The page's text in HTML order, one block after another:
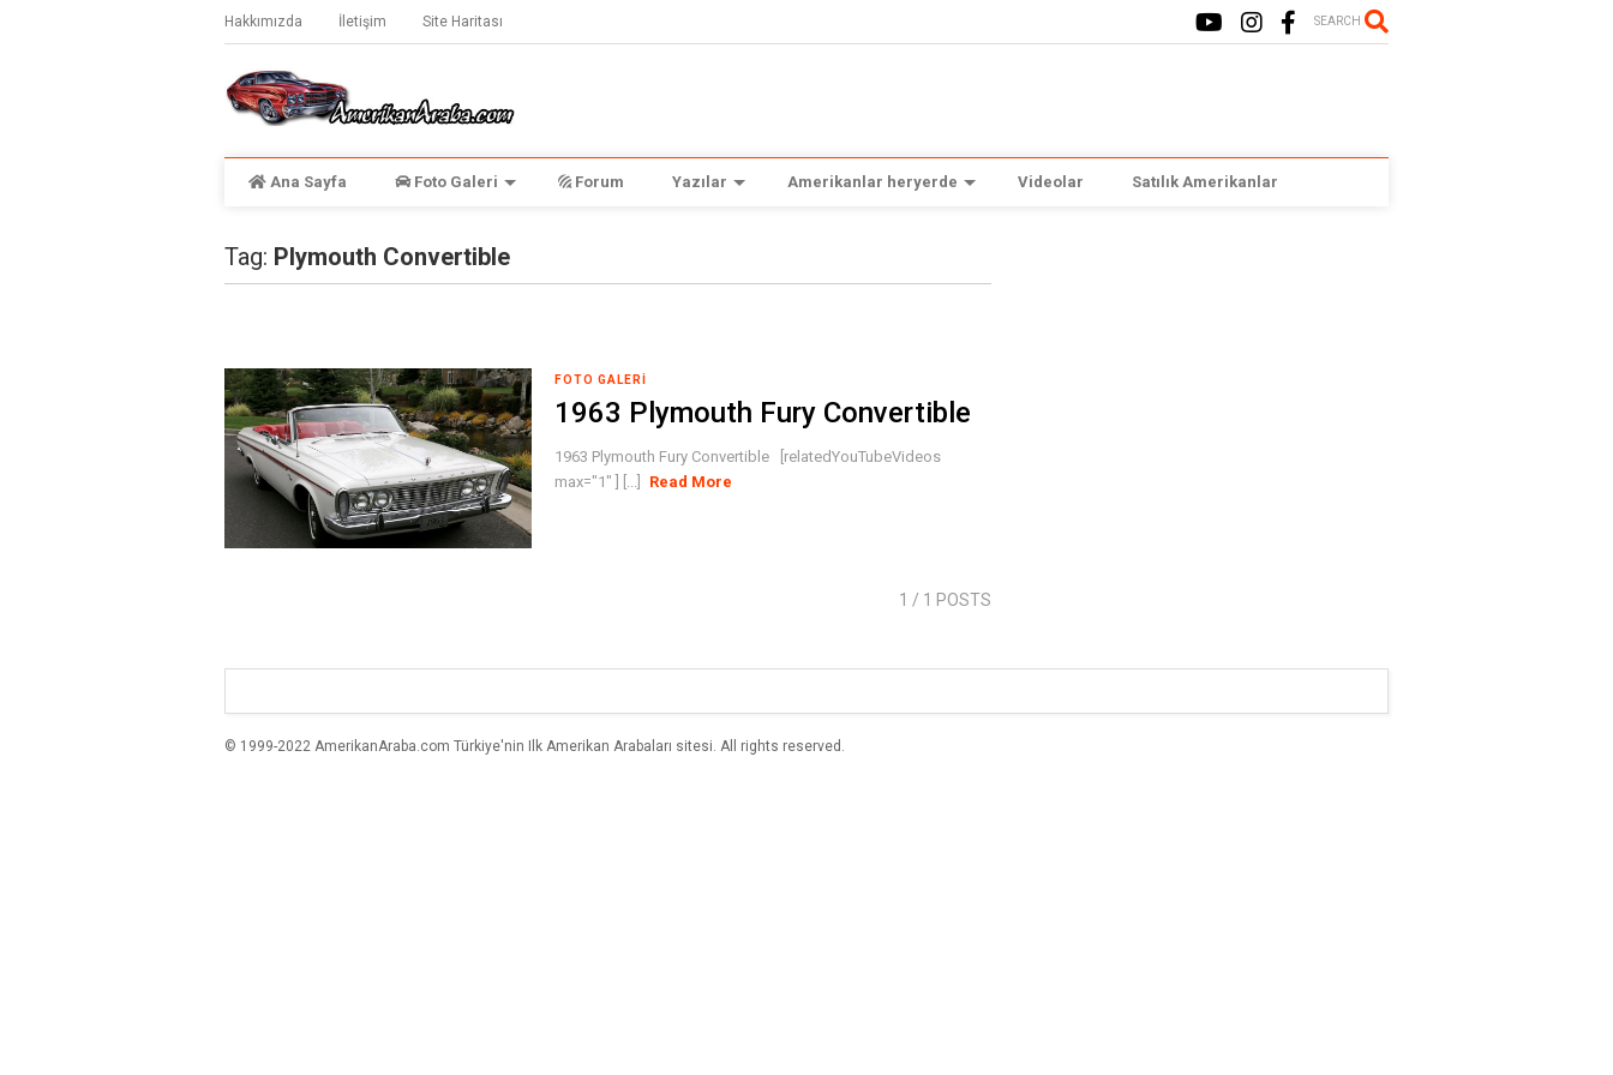
Hakkımızda İletişim Site Haritası SEARCH
Ana Sayfa Foto Galeri Forum Yazılar Amerikanlar heryerde Videolar Satılık Amerikanlar
Tag: Plymouth Convertible
FOTO GALERI
1963 Plymouth Fury Convertible
1963 Plymouth Fury Convertible [relatedYouTubeVideos
max="1" ] [...]
Read More
1 / 1 POSTS
© 1999-2022 AmerikanAraba.com Türkiye'nin Ilk Amerikan Arabaları sitesi. All rights reserved.